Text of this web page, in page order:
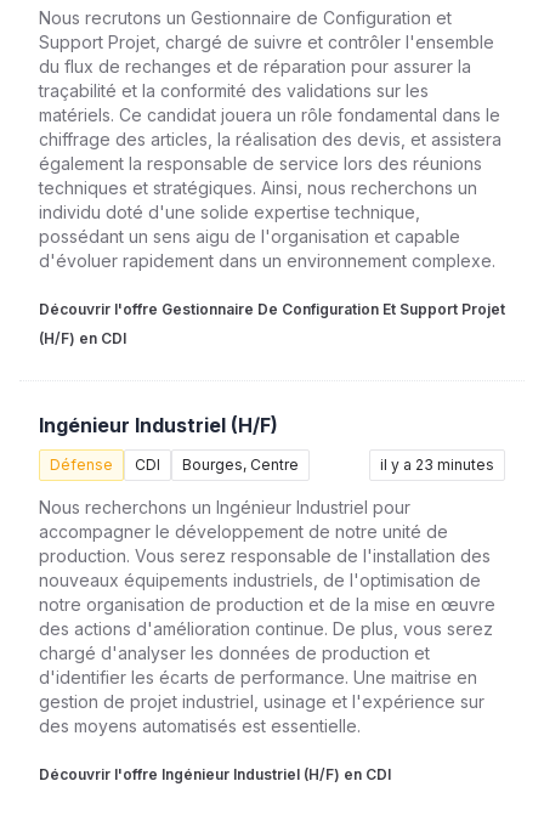
Nous recrutons un Gestionnaire de Configuration et
Support Projet, chargé de suivre et contrôler l'ensemble
du flux de rechanges et de réparation pour assurer la
traçabilité et la conformité des validations sur les
matériels. Ce candidat jouera un rôle fondamental dans le
chiffrage des articles, la réalisation des devis, et assistera
également la responsable de service lors des réunions
techniques et stratégiques. Ainsi, nous recherchons un
individu doté d'une solide expertise technique,
possédant un sens aigu de l'organisation et capable
d'évoluer rapidement dans un environnement complexe.
Découvrir l'offre Gestionnaire De Configuration Et Support Projet
(H/F) en CDI
Ingénieur Industriel (H/F)
Défense CDI Bourges, Centre il y a 23 minutes
Nous recherchons un Ingénieur Industriel pour
accompagner le développement de notre unité de
production. Vous serez responsable de l'installation des
nouveaux équipements industriels, de l'optimisation de
notre organisation de production et de la mise en œuvre
des actions d'amélioration continue. De plus, vous serez
chargé d'analyser les données de production et
d'identifier les écarts de performance. Une maitrise en
gestion de projet industriel, usinage et l'expérience sur
des moyens automatisés est essentielle.
Découvrir l'offre Ingénieur Industriel (H/F) en CDI